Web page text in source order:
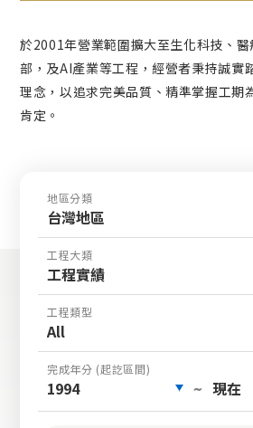
於2001年營業範圍擴大至生化科技、
部，及AI產業等工程，經營者秉持誠實
理念，以追求完美品質、精準掌握工期
肯定。
地區分類
台灣地區
工程大類
工程實績
工程類型
All
完成年分 (起訖區間)
1994 ~ 現在